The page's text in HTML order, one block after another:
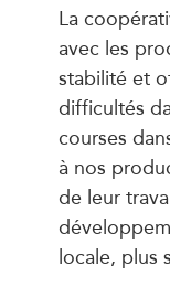
La
avec les
stabilité et
difficultés
courses
à nos
de leur
locale, plus